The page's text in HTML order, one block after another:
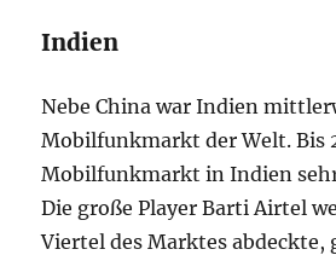
Indien
Nebe China war Indien
Mobilfunkmarkt der Welt. Bis
Mobilfunkmarkt in Indien
Die große Player Barti Airtel
Viertel des Marktes abdeckte,